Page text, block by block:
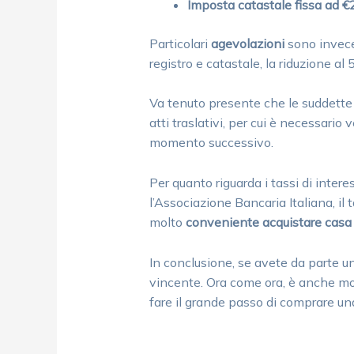
Imposta catastale fissa ad
Particolari agevolazioni sono
registro e catastale, la riduzione al
Va tenuto presente che le
atti traslativi, per cui è necessario
momento successivo.
Per quanto riguarda i tassi di
l’Associazione Bancaria Italiana, il
molto conveniente acquistare casa
In conclusione, se avete da parte
vincente. Ora come ora, è anche
fare il grande passo di comprare